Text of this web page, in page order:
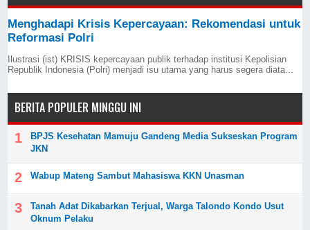
Menghadapi Krisis Kepercayaan: Rekomendasi untuk
Reformasi Polri
Ilustrasi (ist) KRISIS kepercayaan publik terhadap institusi Kepolisian
Republik Indonesia (Polri) menjadi isu utama yang harus segera diata...
BERITA POPULER MINGGU INI
BPJS Kesehatan Mamuju Gandeng Media Sukseskan Program
JKN
Wabup Mateng Sambut Mahasiswa KKN Unasman
Tanah Adat Dikabarkan Terjual, Warga Talondo Kondo Usut
Oknum Pelaku